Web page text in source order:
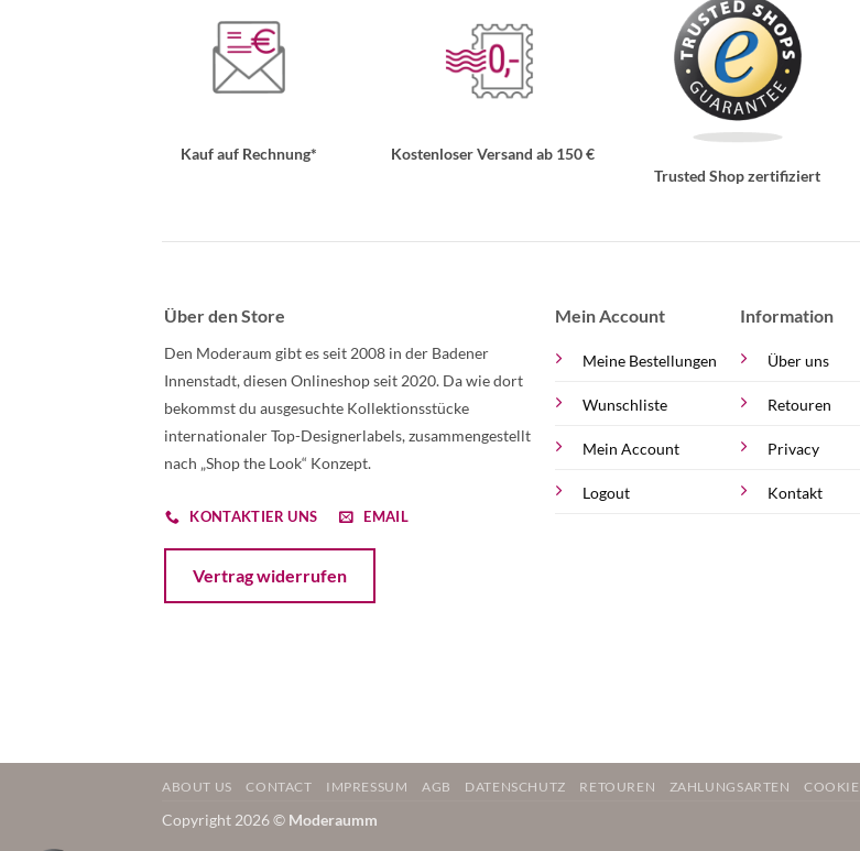
Kauf auf Rechnung*
Kostenloser Versand ab 150 €
Trusted Shop zertifiziert
Über den Store
Den Moderaum gibt es seit 2008 in der Badener
Innenstadt, diesen Onlineshop seit 2020. Da wie dort
bekommst du ausgesuchte Kollektionsstücke
internationaler Top-Designerlabels, zusammengestellt
nach „Shop the Look“ Konzept.
KONTAKTIER UNS EMAIL
Vertrag widerrufen
Mein Account
Meine Bestellungen
Wunschliste
Mein Account
Logout
Information
Über uns
Retouren
Privacy
Kontakt
ABOUT US CONTACT IMPRESSUM AGB DATENSCHUTZ RETOUREN ZAHLUNGSARTEN
Copyright 2026 © Moderaumm